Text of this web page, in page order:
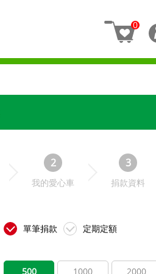
0
2
我的愛心車
3
捐款資料
單筆捐款 定期定額
500 1000 2000